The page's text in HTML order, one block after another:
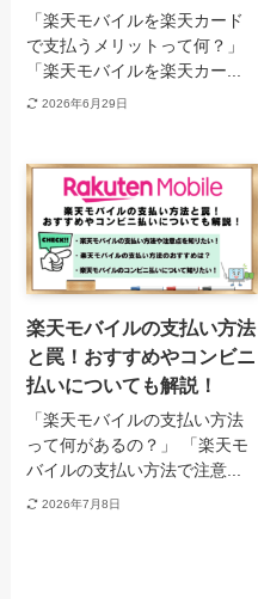
「楽天モバイルを楽天カード
で支払うメリットって何？」
「楽天モバイルを楽天カー...
2026年6月29日
楽天モバイルの支払い方法
と罠！おすすめやコンビニ
払いについても解説！
「楽天モバイルの支払い方法
って何があるの？」 「楽天モ
バイルの支払い方法で注意...
2026年7月8日